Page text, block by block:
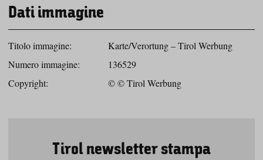
Dati immagine
Titolo immagine:
Karte/Verortung – Tirol Werbung
Numero immagine:
136529
Copyright:
© © Tirol Werbung
Tirol newsletter stampa